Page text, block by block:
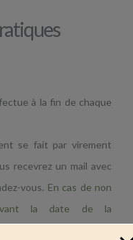
à la fin de chaque
se fait par virement
recevrez un mail avec
vous. En cas de non
la date de la